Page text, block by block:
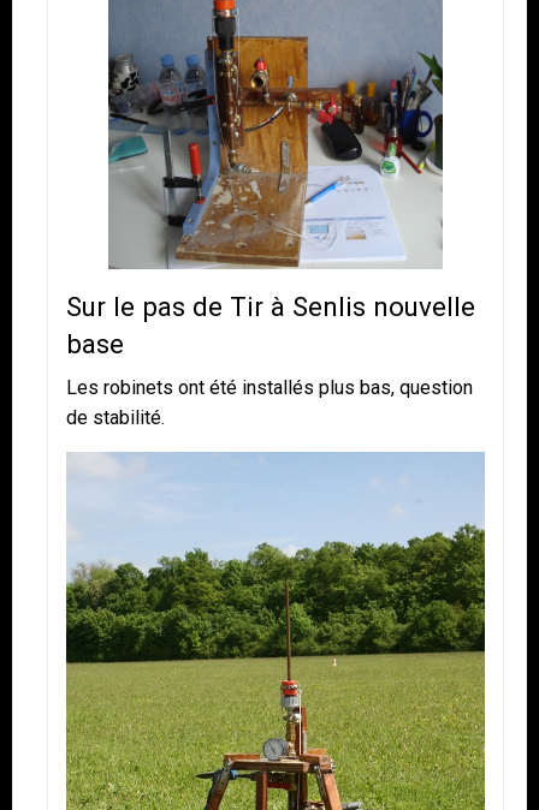
Sur le pas de Tir à Senlis nouvelle
base
Les robinets ont été installés plus bas, question
de stabilité.